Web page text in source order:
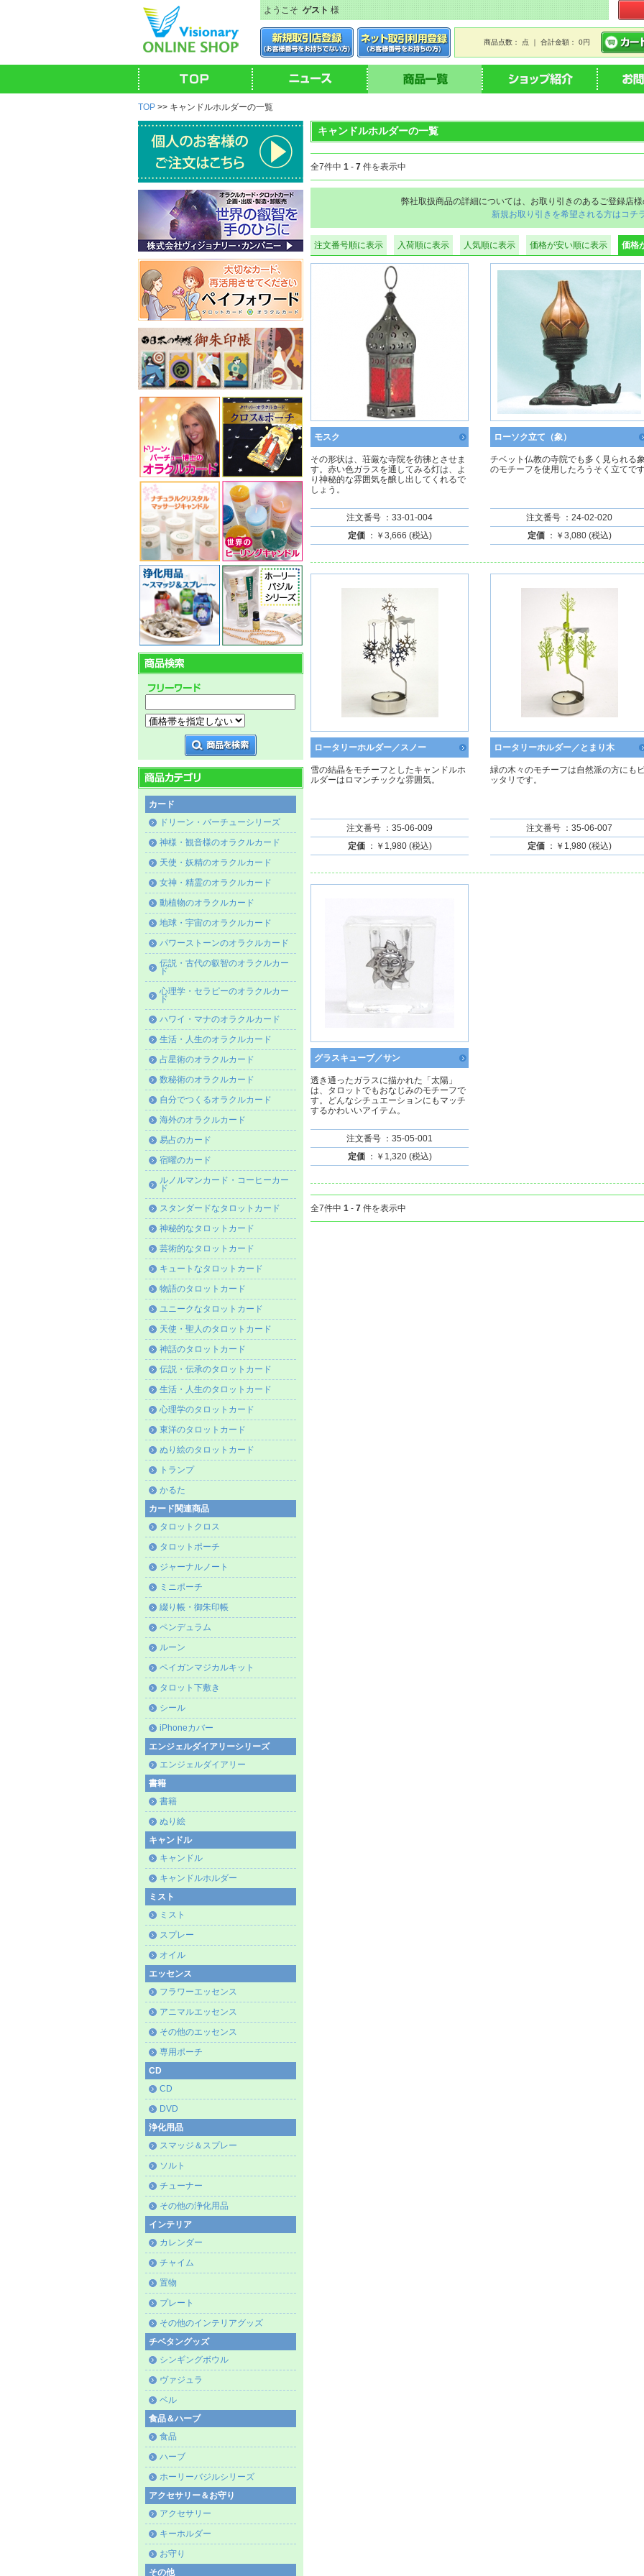
ようこそゲスト様
商品点数： 点 ｜ 合計金額： 0円
TOP >> キャンドルホルダーの一覧
カード
ドリーン・バーチューシリーズ
神様・観音様のオラクルカード
天使・妖精のオラクルカード
女神・精霊のオラクルカード
動植物のオラクルカード
地球・宇宙のオラクルカード
パワーストーンのオラクルカード
伝説・古代の叡智のオラクルカー
ド
心理学・セラピーのオラクルカー
ド
ハワイ・マナのオラクルカード
生活・人生のオラクルカード
占星術のオラクルカード
数秘術のオラクルカード
自分でつくるオラクルカード
海外のオラクルカード
易占のカード
宿曜のカード
ルノルマンカード・コーヒーカー
ド
スタンダードなタロットカード
神秘的なタロットカード
芸術的なタロットカード
キュートなタロットカード
物語のタロットカード
ユニークなタロットカード
天使・聖人のタロットカード
神話のタロットカード
伝説・伝承のタロットカード
生活・人生のタロットカード
心理学のタロットカード
東洋のタロットカード
ぬり絵のタロットカード
トランプ
かるた
カード関連商品
タロットクロス
タロットポーチ
ジャーナルノート
ミニポーチ
綴り帳・御朱印帳
ペンデュラム
ルーン
ペイガンマジカルキット
タロット下敷き
シール
iPhoneカバー
エンジェルダイアリーシリーズ
エンジェルダイアリー
書籍
書籍
ぬり絵
キャンドル
キャンドル
キャンドルホルダー
ミスト
ミスト
スプレー
オイル
エッセンス
フラワーエッセンス
アニマルエッセンス
その他のエッセンス
専用ポーチ
CD
CD
DVD
浄化用品
スマッジ＆スプレー
ソルト
チューナー
その他の浄化用品
インテリア
カレンダー
チャイム
置物
プレート
その他のインテリアグッズ
チベタングッズ
シンギングボウル
ヴァジュラ
ベル
食品＆ハーブ
食品
ハーブ
ホーリーバジルシリーズ
アクセサリー＆お守り
アクセサリー
キーホルダー
お守り
その他
キャンドルホルダーの一覧
全7件中 1 - 7 件を表示中
弊社取扱商品の詳細については、お取り引きのあるご登録店
新規お取り引きを希望される方はコチ
注文番号順に表示 入荷順に表示 人気順に表示 価格が安い順に表示 価格
モスク
その形状は、荘厳な寺院を彷彿とさせま
す。赤い色ガラスを通してみる灯は、よ
り神秘的な雰囲気を醸し出してくれるで
しょう。
注文番号 ：33-01-004
定価：￥3,666 (税込)
ローソク立て（象）
チベット仏教の寺院でも多く見られる
のモチーフを使用したろうそく立てで
注文番号 ：24-02-020
定価：￥3,080 (税込)
ロータリーホルダー／スノー
雪の結晶をモチーフとしたキャンドルホ
ルダーはロマンチックな雰囲気。
注文番号 ：35-06-009
定価：￥1,980 (税込)
ロータリーホルダー／とまり木
緑の木々のモチーフは自然派の方にも
ッタリです。
注文番号 ：35-06-007
定価：￥1,980 (税込)
グラスキューブ／サン
透き通ったガラスに描かれた「太陽」
は、タロットでもおなじみのモチーフで
す。どんなシチュエーションにもマッチ
するかわいいアイテム。
注文番号 ：35-05-001
定価：￥1,320 (税込)
全7件中 1 - 7 件を表示中